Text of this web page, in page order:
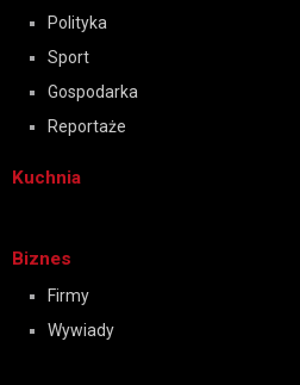
Polityka
Sport
Gospodarka
Reportaże
Kuchnia
Biznes
Firmy
Wywiady